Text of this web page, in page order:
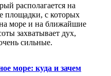
располагается на
площадки, с которых
море и на ближайшие
захватывает дух,
сильные.
море: куда и зачем